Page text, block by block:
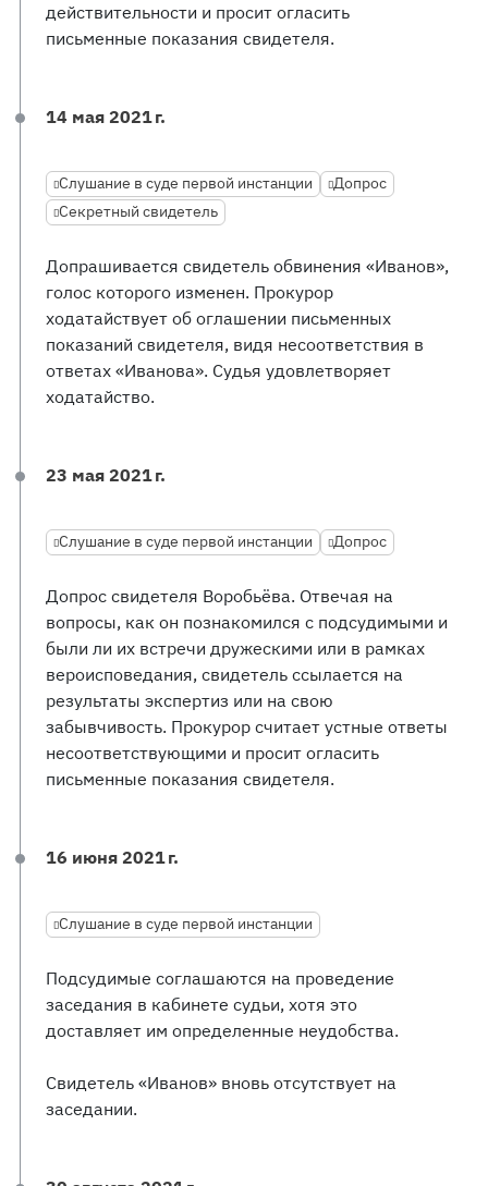
действительности и просит огласить
письменные показания свидетеля.
14 мая 2021 г.
Слушание в суде первой инстанции
Допрос
Секретный свидетель
Допрашивается свидетель обвинения «Иванов»,
голос которого изменен. Прокурор
ходатайствует об оглашении письменных
показаний свидетеля, видя несоответствия в
ответах «Иванова». Судья удовлетворяет
ходатайство.
23 мая 2021 г.
Слушание в суде первой инстанции Допрос
Допрос свидетеля Воробьёва. Отвечая на
вопросы, как он познакомился с подсудимыми и
были ли их встречи дружескими или в рамках
вероисповедания, свидетель ссылается на
результаты экспертиз или на свою
забывчивость. Прокурор считает устные ответы
несоответствующими и просит огласить
письменные показания свидетеля.
16 июня 2021 г.
Слушание в суде первой инстанции
Подсудимые соглашаются на проведение
заседания в кабинете судьи, хотя это
доставляет им определенные неудобства.
Свидетель «Иванов» вновь отсутствует на
заседании.